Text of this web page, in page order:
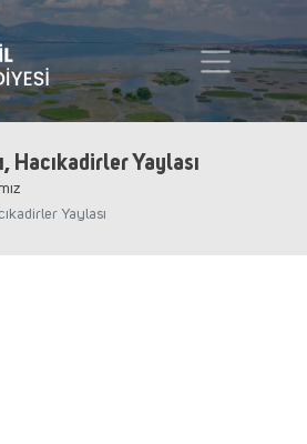
Hacıkadirler Yaylası
Yaylası